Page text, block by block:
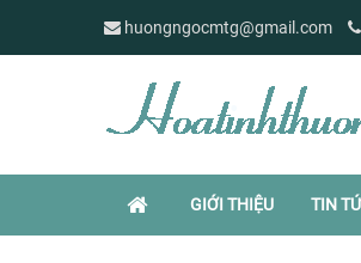
huongngocmtg@gmail.com
GIỚI THIỆU TIN